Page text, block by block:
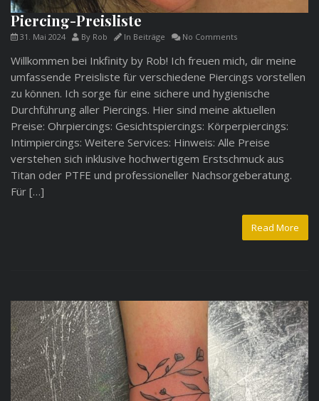
Piercing-Preisliste
31. Mai 2024 By Rob In Beiträge No Comments
Willkommen bei Inkfinity by Rob! Ich freuen mich, dir meine
umfassende Preisliste für verschiedene Piercings vorstellen
zu können. Ich sorge für eine sichere und hygienische
Durchführung aller Piercings. Hier sind meine aktuellen
Preise: Ohrpiercings: Gesichtspiercings: Körperpiercings:
Intimpiercings: Weitere Services: Hinweis: Alle Preise
verstehen sich inklusive hochwertigem Erstschmuck aus
Titan oder PTFE und professioneller Nachsorgeberatung.
Für […]
Read More